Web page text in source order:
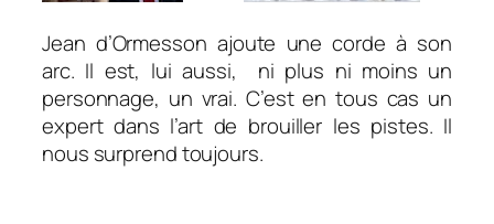
Jean d’Ormesson ajoute une corde à son
arc. Il est, lui aussi, ni plus ni moins un
personnage, un vrai. C’est en tous cas un
expert dans l’art de brouiller les pistes. Il
nous surprend toujours.